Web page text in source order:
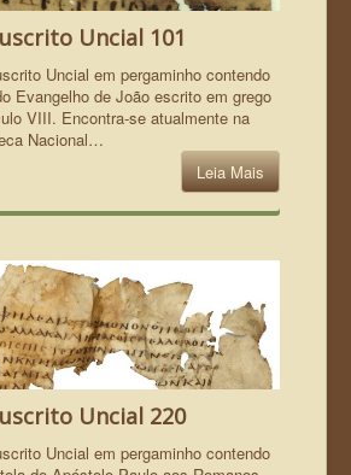
Uncial 101
Uncial em pergaminho contendo
Evangelho de João escrito em grego
VIII. Encontra-se atualmente na
Nacional…
Leia Mais
Uncial 220
Uncial em pergaminho contendo